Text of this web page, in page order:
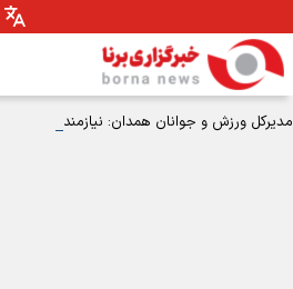
مدیرکل ورزش و جوانان همدان: نیازمند تخصیص